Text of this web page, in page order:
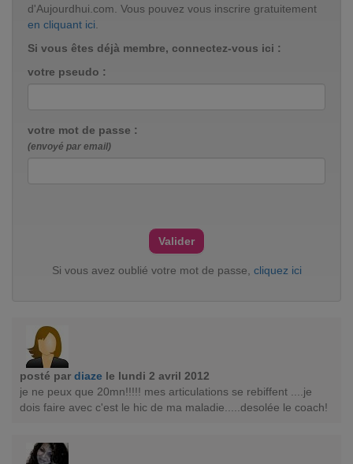
d'Aujourdhui.com. Vous pouvez vous inscrire gratuitement
en cliquant ici
Si vous êtes déjà membre, connectez-vous ici :
votre pseudo :
votre mot de passe :
(envoyé par email)
Si vous avez oublié votre mot de passe, cliquez ici
posté par diaze le lundi 2 avril 2012
je ne peux que 20mn!!!!! mes articulations se rebiffent ....je
dois faire avec c'est le hic de ma maladie.....desolée le coach!